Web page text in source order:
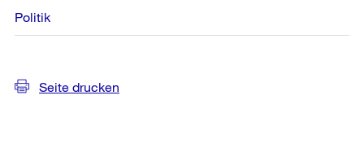
Politik
Seite drucken